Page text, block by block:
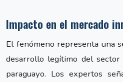
Impacto en el mercado
El fenómeno representa una
desarrollo legítimo del
paraguayo. Los expertos